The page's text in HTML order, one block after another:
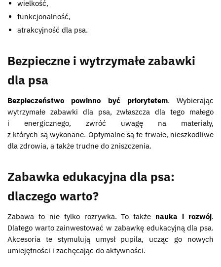
wielkość,
funkcjonalność,
atrakcyjność dla psa.
Bezpieczne i wytrzymałe zabawki
dla psa
Bezpieczeństwo powinno być priorytetem. Wybierając
wytrzymałe zabawki dla psa, zwłaszcza dla tego małego
i energicznego, zwróć uwagę na materiały,
z których są wykonane. Optymalne są te trwałe, nieszkodliwe
dla zdrowia, a także trudne do zniszczenia.
Zabawka edukacyjna dla psa:
dlaczego warto?
Zabawa to nie tylko rozrywka. To także nauka i rozwój.
Dlatego warto zainwestować w zabawkę edukacyjną dla psa.
Akcesoria te stymulują umysł pupila, ucząc go nowych
umiejętności i zachęcając do aktywności.